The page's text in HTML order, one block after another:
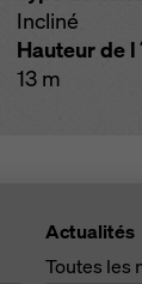
Incliné
Hauteur de
13 m
Actualités
Toutes les